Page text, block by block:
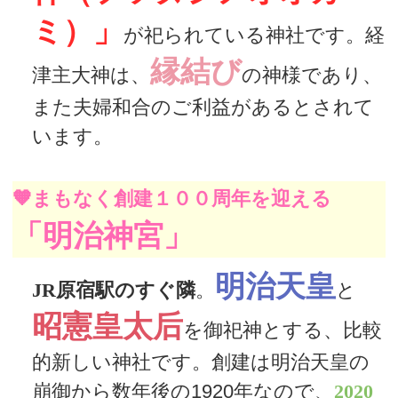
ミ）」
が祀られている神社です。経
津主大神は、 縁結びの神様であり、
また夫婦和合のご利益があるとされて
います。
🧡まもなく創建１００周年を迎える
「明治神宮」
JR原宿駅のすぐ隣。 明治天皇と
昭憲皇太后を御祀神とする、比較
的新しい神社です。創建は明治天皇の
崩御から数年後の1920年なので、 2020